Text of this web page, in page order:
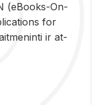
(eBo­oks-On-
for
ir at­